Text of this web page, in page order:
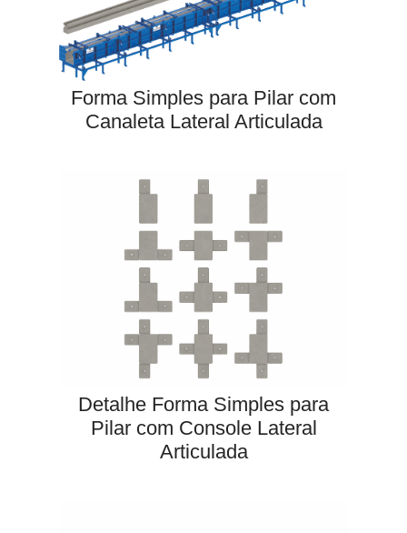
Forma Simples para Pilar com
Canaleta Lateral Articulada
Detalhe Forma Simples para
Pilar com Console Lateral
Articulada